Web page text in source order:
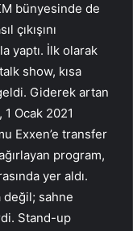
bünyesinde de
çıkışını
yaptı. İlk olarak
show, kısa
Giderek artan
Ocak 2021
Exxen’e transfer
program,
yer aldı.
değil; sahne
Stand-up